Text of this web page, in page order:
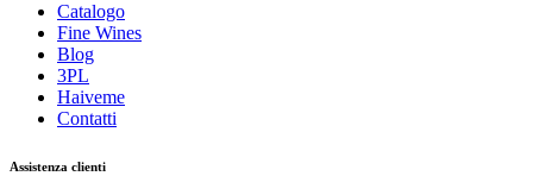
Catalogo
Fine Wines
Blog
3PL
Haiveme
Contatti
Assistenza clienti